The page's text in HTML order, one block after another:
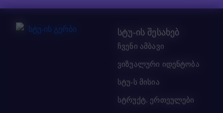
სტუ-ის შესახებ
ჩვენი ამბავი
ვიზუალური იდენტობა
სტუ-ს მისია
სტრუქტ. ერთეულები